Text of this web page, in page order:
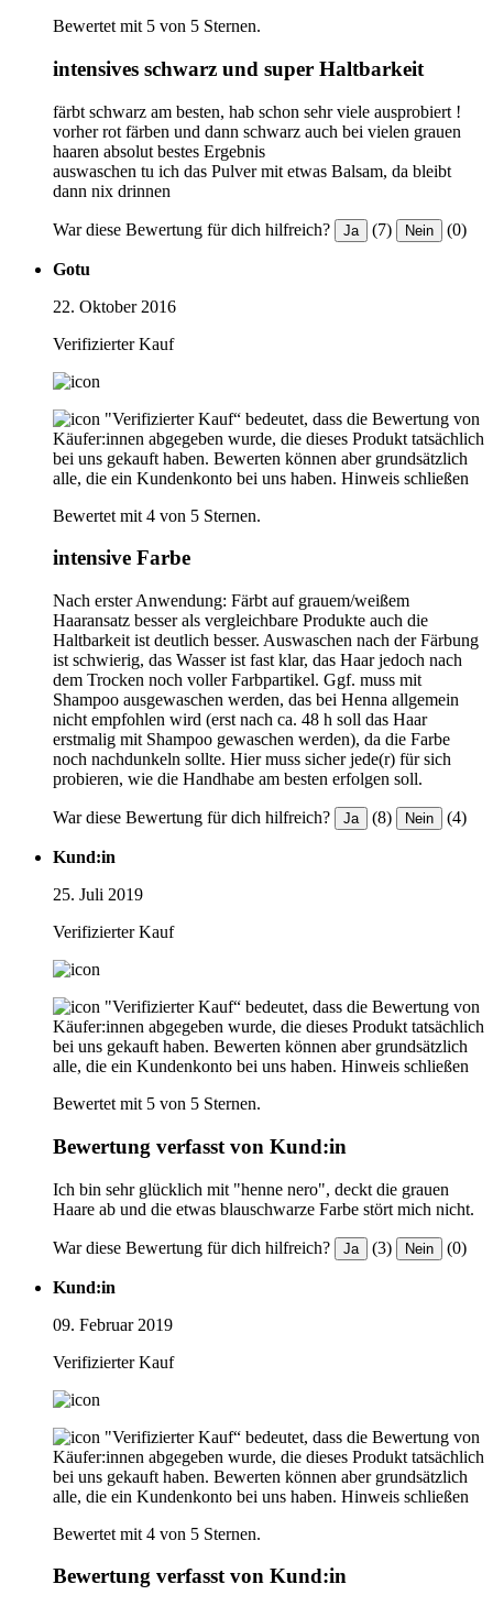
Bewertet mit 5 von 5 Sternen.
intensives schwarz und super Haltbarkeit
färbt schwarz am besten, hab schon sehr viele ausprobiert !
vorher rot färben und dann schwarz auch bei vielen grauen
haaren absolut bestes Ergebnis
auswaschen tu ich das Pulver mit etwas Balsam, da bleibt
dann nix drinnen
War diese Bewertung für dich hilfreich? Ja (7) Nein (0)
Gotu
22. Oktober 2016
Verifizierter Kauf
"Verifizierter Kauf“ bedeutet, dass die Bewertung von
Käufer:innen abgegeben wurde, die dieses Produkt tatsächlich
bei uns gekauft haben. Bewerten können aber grundsätzlich
alle, die ein Kundenkonto bei uns haben. Hinweis schließen
Bewertet mit 4 von 5 Sternen.
intensive Farbe
Nach erster Anwendung: Färbt auf grauem/weißem
Haaransatz besser als vergleichbare Produkte auch die
Haltbarkeit ist deutlich besser. Auswaschen nach der Färbung
ist schwierig, das Wasser ist fast klar, das Haar jedoch nach
dem Trocken noch voller Farbpartikel. Ggf. muss mit
Shampoo ausgewaschen werden, das bei Henna allgemein
nicht empfohlen wird (erst nach ca. 48 h soll das Haar
erstmalig mit Shampoo gewaschen werden), da die Farbe
noch nachdunkeln sollte. Hier muss sicher jede(r) für sich
probieren, wie die Handhabe am besten erfolgen soll.
War diese Bewertung für dich hilfreich? Ja (8) Nein (4)
Kund:in
25. Juli 2019
Verifizierter Kauf
"Verifizierter Kauf“ bedeutet, dass die Bewertung von
Käufer:innen abgegeben wurde, die dieses Produkt tatsächlich
bei uns gekauft haben. Bewerten können aber grundsätzlich
alle, die ein Kundenkonto bei uns haben. Hinweis schließen
Bewertet mit 5 von 5 Sternen.
Bewertung verfasst von Kund:in
Ich bin sehr glücklich mit "henne nero", deckt die grauen
Haare ab und die etwas blauschwarze Farbe stört mich nicht.
War diese Bewertung für dich hilfreich? Ja (3) Nein (0)
Kund:in
09. Februar 2019
Verifizierter Kauf
"Verifizierter Kauf“ bedeutet, dass die Bewertung von
Käufer:innen abgegeben wurde, die dieses Produkt tatsächlich
bei uns gekauft haben. Bewerten können aber grundsätzlich
alle, die ein Kundenkonto bei uns haben. Hinweis schließen
Bewertet mit 4 von 5 Sternen.
Bewertung verfasst von Kund:in